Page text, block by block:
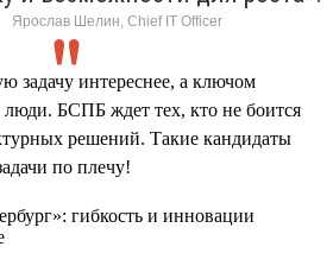
Ярослав Шелин, Chief IT Officer
задачу интереснее, а ключом
БСПБ ждет тех, кто не боится
решений. Такие кандидаты
по плечу!